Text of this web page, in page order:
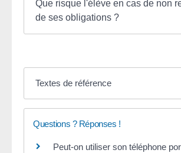
Que risque l'élève en cas de non
de ses obligations ?
Textes de référence
Questions ? Réponses !
Peut-on utiliser son téléphone